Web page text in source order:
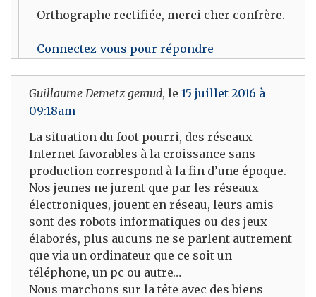
Orthographe rectifiée, merci cher confrère.
Connectez-vous pour répondre
Guillaume Demetz geraud, le 15 juillet 2016 à
09:18am
La situation du foot pourri, des réseaux
Internet favorables à la croissance sans
production correspond à la fin d’une époque.
Nos jeunes ne jurent que par les réseaux
électroniques, jouent en réseau, leurs amis
sont des robots informatiques ou des jeux
élaborés, plus aucuns ne se parlent autrement
que via un ordinateur que ce soit un
téléphone, un pc ou autre…
Nous marchons sur la tête avec des biens